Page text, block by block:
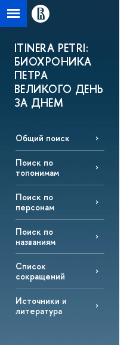
ITINERA PETRI:
БИОХРОНИКА
ПЕТРА
ВЕЛИКОГО ДЕНЬ
ЗА ДНЕМ
Общий поиск
Поиск по
топонимам
Поиск по
персонам
Поиск по
названиям
Список
сокращений
Источники и
литература